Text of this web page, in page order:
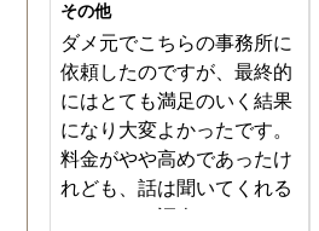
その他
ダメ元でこちらの事務所に
依頼したのですが、最終的
にはとても満足のいく結果
になり大変よかったです。
料金がやや高めであったけ
れども、話は聞いてくれる
しきちんと調査してくれる